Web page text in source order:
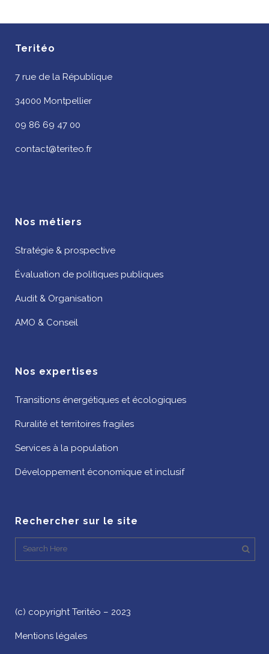
Teritéo
7 rue de la République
34000 Montpellier
09 86 69 47 00
contact@teriteo.fr
Nos métiers
Stratégie & prospective
Évaluation de politiques publiques
Audit & Organisation
AMO & Conseil
Nos expertises
Transitions énergétiques et écologiques
Ruralité et territoires fragiles
Services à la population
Développement économique et inclusif
Rechercher sur le site
(c) copyright Teritéo – 2023
Mentions légales